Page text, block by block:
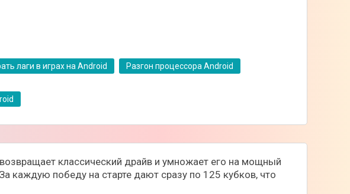
лаги в играх на Android Разгон процессора Android
классический драйв и умножает его на мощный
каждую победу на старте дают сразу по 125 кубков, что